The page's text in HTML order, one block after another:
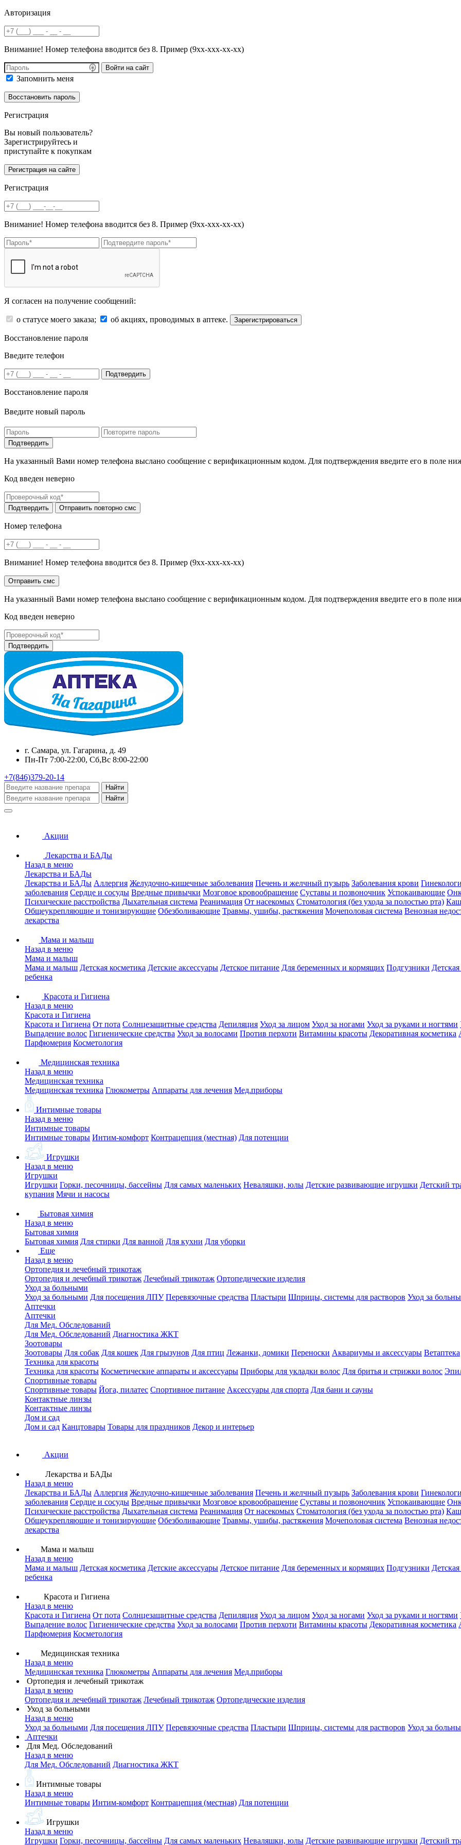
Авторизация
Внимание! Номер телефона вводится без 8. Пример (9хх-ххх-хх-хх)
Войти на сайт
Запомнить меня
Регистрация
Вы новый пользователь?
Зарегистрируйтесь и
приступайте к покупкам
Регистрация
Внимание! Номер телефона вводится без 8. Пример (9хх-ххх-хх-хх)
Я согласен на получение сообщений:
о статусе моего заказа; об акциях, проводимых в аптеке. Зарегистрироваться
Восстановление пароля
Введите телефон
Подтвердить
Восстановление пароля
Введите новый пароль
На указанный Вами номер телефона выслано сообщение с верификационным кодом. Для подтверждения введите его в поле
Код введен неверно
Номер телефона
Внимание! Номер телефона вводится без 8. Пример (9хх-ххх-хх-хх)
На указанный Вами номер телефона выслано сообщение с верификационным кодом. Для подтверждения введите его в поле
Код введен неверно
г. Самара, ул. Гагарина, д. 49
Пн-Пт 7:00-22:00, Сб,Вс 8:00-22:00
+7(846)379-20-14
Найти
Найти
Акции
Лекарства и БАДы
Назад в меню
Лекарства и БАДы
Лекарства и БАДы Аллергия Желудочно-кишечные заболевания Печень и желчный пузырь Заболевания крови
заболевания Сердце и сосуды Вредные привычки Мозговое кровообращение Суставы и позвоночник Успокаивающие
Психические расстройства Дыхательная система Реанимация От насекомых Стоматология (без ухода за полостью рта)
Общеукрепляющие и тонизирующие Обезболивающие Травмы, ушибы, растяжения Мочеполовая система Венозная
лекарства
Мама и малыш
Назад в меню
Мама и малыш
Мама и малыш Детская косметика Детские аксессуары Детское питание Для беременных и кормящих Подгузники
ребенка
Красота и Гигиена
Назад в меню
Красота и Гигиена
Красота и Гигиена От пота Солнцезащитные средства Депиляция Уход за лицом Уход за ногами Уход за руками и ногтями
Выпадение волос Гигиенические средства Уход за волосами Против перхоти Витамины красоты Декоративная косметика
Парфюмерия Косметология
Медицинская техника
Назад в меню
Медицинская техника
Медицинская техника Глюкометры Аппараты для лечения Мед.приборы
Интимные товары
Назад в меню
Интимные товары
Интимные товары Интим-комфорт Контрацепция (местная) Для потенции
Игрушки
Назад в меню
Игрушки
Игрушки Горки, песочницы, бассейны Для самых маленьких Неваляшки, юлы Детские развивающие игрушки Детский
купания Мячи и насосы
Бытовая химия
Назад в меню
Бытовая химия
Бытовая химия Для стирки Для ванной Для кухни Для уборки
Еще
Назад в меню
Ортопедия и лечебный трикотаж
Ортопедия и лечебный трикотаж Лечебный трикотаж Ортопедические изделия
Уход за больными
Уход за больными Для посещения ЛПУ Перевязочные средства Пластыри Шприцы, системы для растворов Уход за
Аптечки
Аптечки
Для Мед. Обследований
Для Мед. Обследований Диагностика ЖКТ
Зоотовары
Зоотовары Для собак Для кошек Для грызунов Для птиц Лежанки, домики Переноски Аквариумы и аксессуары Ветаптека
Техника для красоты
Техника для красоты Косметические аппараты и аксессуары Приборы для укладки волос Для бритья и стрижки волос
Спортивные товары
Спортивные товары Йога, пилатес Спортивное питание Аксессуары для спорта Для бани и сауны
Контактные линзы
Контактные линзы
Дом и сад
Дом и сад Канцтовары Товары для праздников Декор и интерьер
Акции
Лекарства и БАДы
Назад в меню
Лекарства и БАДы Аллергия Желудочно-кишечные заболевания Печень и желчный пузырь Заболевания крови
заболевания Сердце и сосуды Вредные привычки Мозговое кровообращение Суставы и позвоночник Успокаивающие
Психические расстройства Дыхательная система Реанимация От насекомых Стоматология (без ухода за полостью рта)
Общеукрепляющие и тонизирующие Обезболивающие Травмы, ушибы, растяжения Мочеполовая система Венозная
лекарства
Мама и малыш
Назад в меню
Мама и малыш Детская косметика Детские аксессуары Детское питание Для беременных и кормящих Подгузники
ребенка
Красота и Гигиена
Назад в меню
Красота и Гигиена От пота Солнцезащитные средства Депиляция Уход за лицом Уход за ногами Уход за руками и ногтями
Выпадение волос Гигиенические средства Уход за волосами Против перхоти Витамины красоты Декоративная косметика
Парфюмерия Косметология
Медицинская техника
Назад в меню
Медицинская техника Глюкометры Аппараты для лечения Мед.приборы
Ортопедия и лечебный трикотаж
Назад в меню
Ортопедия и лечебный трикотаж Лечебный трикотаж Ортопедические изделия
Уход за больными
Назад в меню
Уход за больными Для посещения ЛПУ Перевязочные средства Пластыри Шприцы, системы для растворов Уход за
Аптечки
Для Мед. Обследований
Назад в меню
Для Мед. Обследований Диагностика ЖКТ
Интимные товары
Назад в меню
Интимные товары Интим-комфорт Контрацепция (местная) Для потенции
Игрушки
Назад в меню
Игрушки Горки, песочницы, бассейны Для самых маленьких Неваляшки, юлы Детские развивающие игрушки Детский